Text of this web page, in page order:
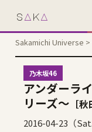
s A kA
Sakamichi Universe
乃木坂46
アンダーラ
リーズ〜 ［秋
2016-04-23（